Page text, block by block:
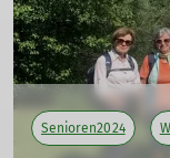
Senioren2024